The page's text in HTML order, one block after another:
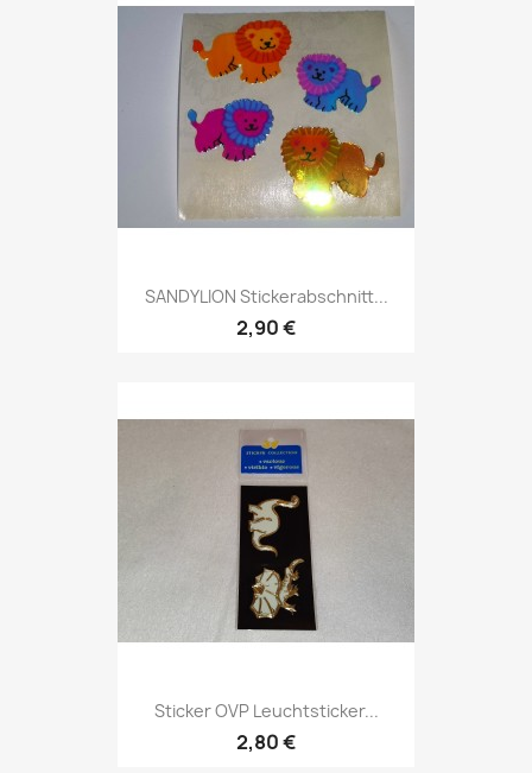
SANDYLION Stickerabschnitt...
2,90 €
Sticker OVP Leuchtsticker...
2,80 €